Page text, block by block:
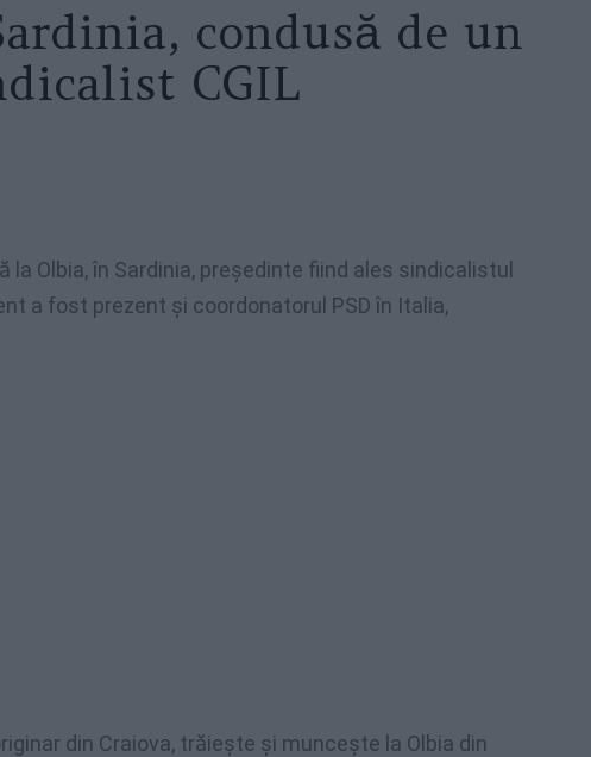
condusă de un
CGIL
la Olbia,în Sardinia, preşedinte fiind ales sindicalistul
a fost prezent şi coordonatorul PSD în Italia,
din Craiova, trăieşte şi munceşte la Olbia din